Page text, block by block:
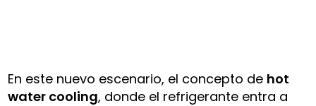
En este nuevo escenario, el concepto de hot
water cooling, donde el refrigerante entra a